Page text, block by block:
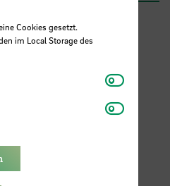
Cookies gesetzt.
im Local Storage des
Matomo
Youtube